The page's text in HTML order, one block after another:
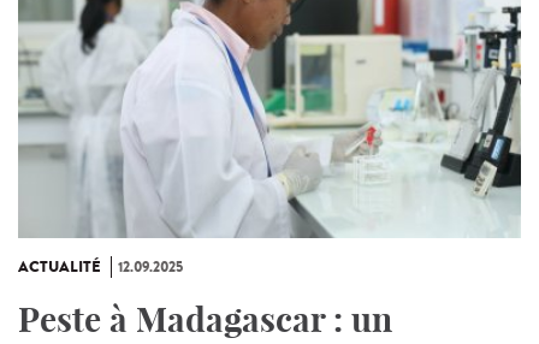
ACTUALITÉ 12.09.2025
Peste à Madagascar : un